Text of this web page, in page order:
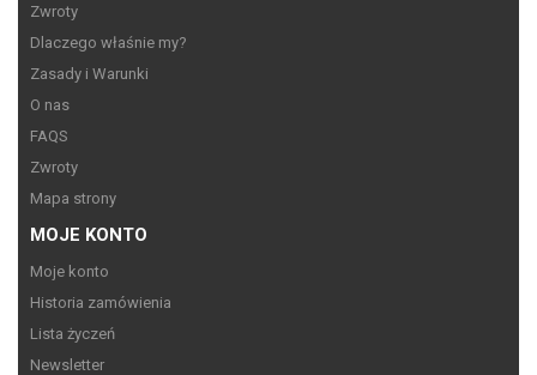
Zwroty
Dlaczego właśnie my?
Zasady i Warunki
O nas
FAQS
Zwroty
Mapa strony
MOJE KONTO
Moje konto
Historia zamówienia
Lista życzeń
Newsletter